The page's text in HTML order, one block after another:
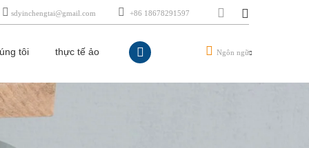
tôi thực tế ảo
sdyinchengtai@gmail.com +86 18678291597
Ngôn ngữ